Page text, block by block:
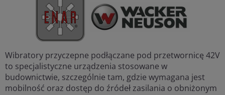
Wibratory przyczepne podłączane pod przetwornicę 42V
to specjalistyczne urządzenia stosowane w
budownictwie, szczególnie tam, gdzie wymagana jest
mobilność oraz dostęp do źródeł zasilania o obniżonym